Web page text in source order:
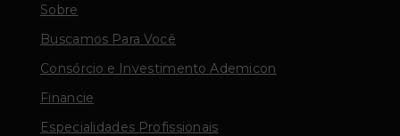
Sobre
Buscamos Para Você
Consórcio e Investimento Ademicon
Financie
Especialidades Profissionais